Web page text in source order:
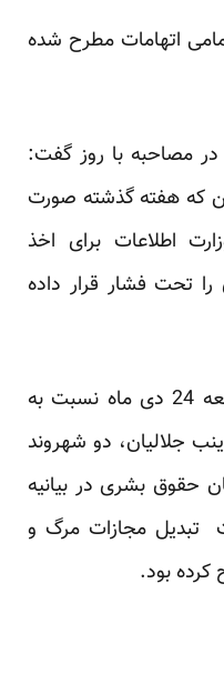
اتهامات مطرح شده
در مصاحبه با روز گفت:
که هفته گذشته صورت
اطلاعات برای اخذ
را تحت فشار قرار داده
سازمان عفو بین الملل روز جمعه 24 دی ماه نسبت به
جلالیان، دو شهروند
حقوق بشری در بیانیه
تبدیل مجازات مرگ و
کرده بود.